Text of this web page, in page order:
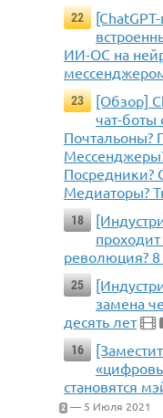
22
ИИ-ОС на
23
[Обзор]
чат-боты
Почтальоны?
Посредники?
Медиаторы?
18
революция?
25
замена
десять лет
16
становятся
2 — 5 Июля 2021